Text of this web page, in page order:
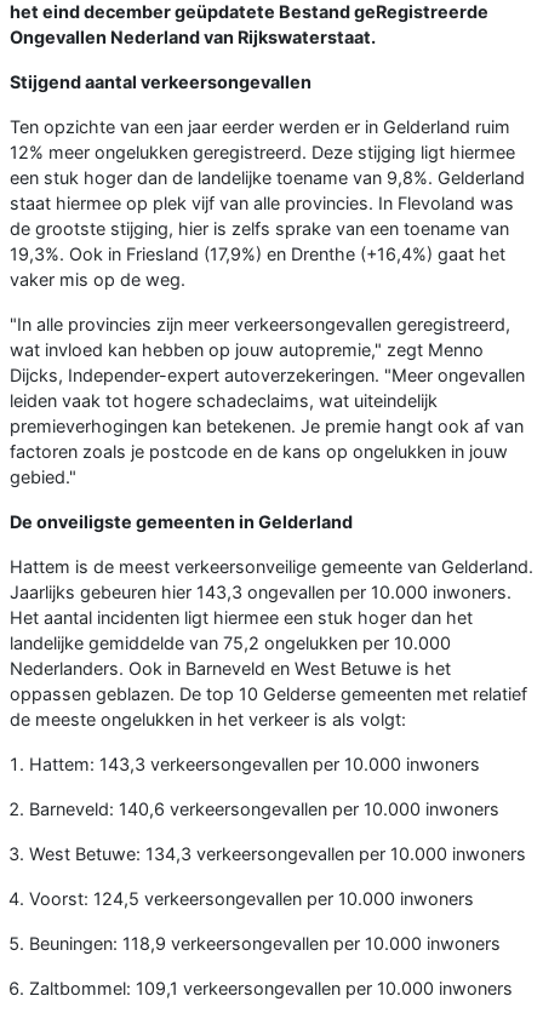
het eind december geüpdatete Bestand geRegistreerde
Ongevallen Nederland van Rijkswaterstaat.
Stijgend aantal verkeersongevallen
Ten opzichte van een jaar eerder werden er in Gelderland ruim
12% meer ongelukken geregistreerd. Deze stijging ligt hiermee
een stuk hoger dan de landelijke toename van 9,8%. Gelderland
staat hiermee op plek vijf van alle provincies. In Flevoland was
de grootste stijging, hier is zelfs sprake van een toename van
19,3%. Ook in Friesland (17,9%) en Drenthe (+16,4%) gaat het
vaker mis op de weg.
"In alle provincies zijn meer verkeersongevallen geregistreerd,
wat invloed kan hebben op jouw autopremie," zegt Menno
Dijcks, Independer-expert autoverzekeringen. "Meer ongevallen
leiden vaak tot hogere schadeclaims, wat uiteindelijk
premieverhogingen kan betekenen. Je premie hangt ook af van
factoren zoals je postcode en de kans op ongelukken in jouw
gebied."
De onveiligste gemeenten in Gelderland
Hattem is de meest verkeersonveilige gemeente van Gelderland.
Jaarlijks gebeuren hier 143,3 ongevallen per 10.000 inwoners.
Het aantal incidenten ligt hiermee een stuk hoger dan het
landelijke gemiddelde van 75,2 ongelukken per 10.000
Nederlanders. Ook in Barneveld en West Betuwe is het
oppassen geblazen. De top 10 Gelderse gemeenten met relatief
de meeste ongelukken in het verkeer is als volgt:
Hattem: 143,3 verkeersongevallen per 10.000 inwoners
Barneveld: 140,6 verkeersongevallen per 10.000 inwoners
West Betuwe: 134,3 verkeersongevallen per 10.000 inwoners
Voorst: 124,5 verkeersongevallen per 10.000 inwoners
Beuningen: 118,9 verkeersongevallen per 10.000 inwoners
Zaltbommel: 109,1 verkeersongevallen per 10.000 inwoners